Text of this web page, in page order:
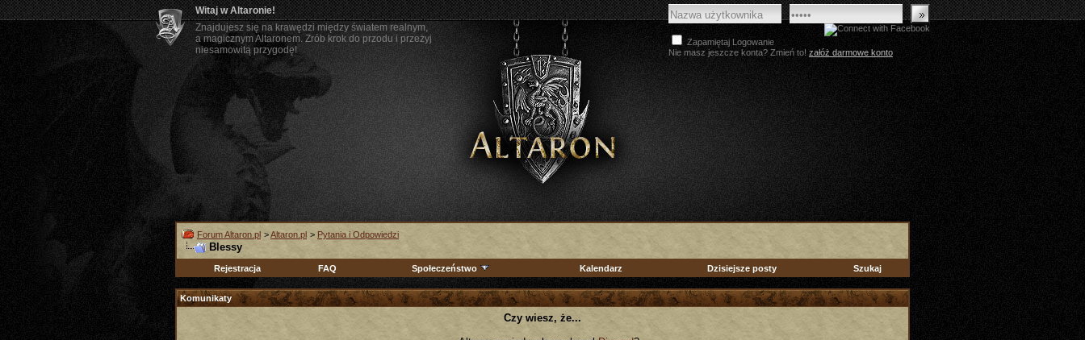
Witaj w Altaronie!
Znajdujesz się na krawędzi między światem realnym,
a magicznym Altaronem. Zrób krok do przodu i przeżyj
niesamowitą przygodę!
Zapamiętaj Logowanie
Nie masz jeszcze konta? Zmień to! załóż darmowe konto
Forum Altaron.pl >Altaron.pl > Pytania i Odpowiedzi
Blessy
Rejestracja FAQ Społeczeństwo Kalendarz Dzisiejsze posty Szukaj
Komunikaty
Czy wiesz, że...